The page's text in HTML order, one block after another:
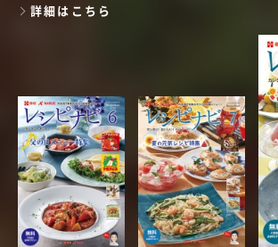
詳細はこちら